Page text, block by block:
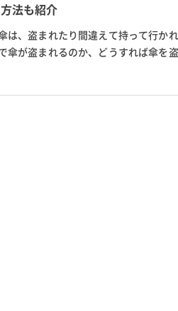
法も紹介
は、盗まれたり間違えて持って行か
傘が盗まれるのか、どうすれば傘を